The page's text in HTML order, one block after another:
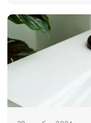
Приносим извинения